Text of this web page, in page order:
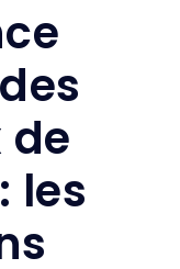
de
les